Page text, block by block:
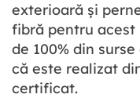
exterioară și
fibră pentru acest
de 100% din
că este realizat
certificat.